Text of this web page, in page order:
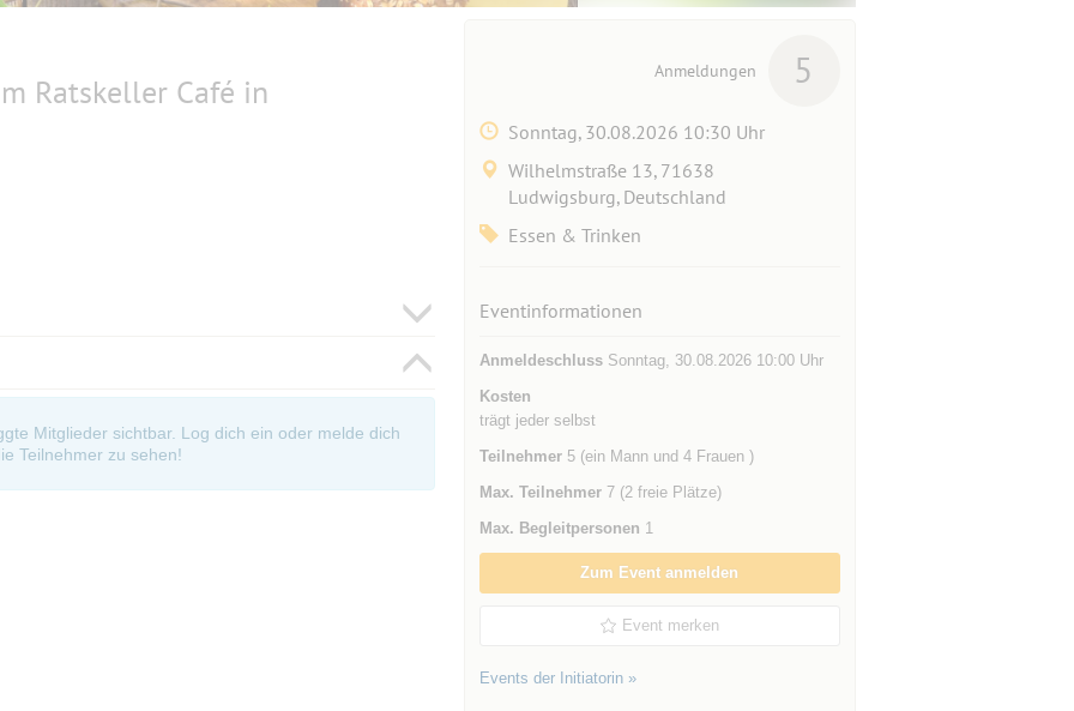
Ratskeller Café in
Mitglieder sichtbar. Log dich ein oder melde dich
Teilnehmer zu sehen!
Anmeldungen 5
Sonntag, 30.08.2026 10:30 Uhr
Wilhelmstraße 13, 71638
Ludwigsburg, Deutschland
Essen & Trinken
Eventinformationen
AnmeldeschlussSonntag, 30.08.2026 10:00 Uhr
Kosten
trägt jeder selbst
Teilnehmer5 (ein Mann und 4 Frauen )
Max. Teilnehmer7 (2 freie Plätze)
Max. Begleitpersonen 1
Zum Event anmelden
Event merken
Events der Initiatorin »